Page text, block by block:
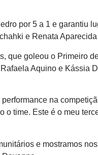
por 5 a 1 e garantiu
e Renata
que goleou o Primeiro
Aquino e Kássia
na
time. Este é o meu
e mostramos